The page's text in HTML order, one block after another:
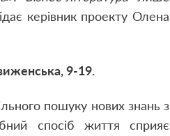
керівник проекту Олена
9-19.
пошуку нових знань з
спосіб життя сприяє